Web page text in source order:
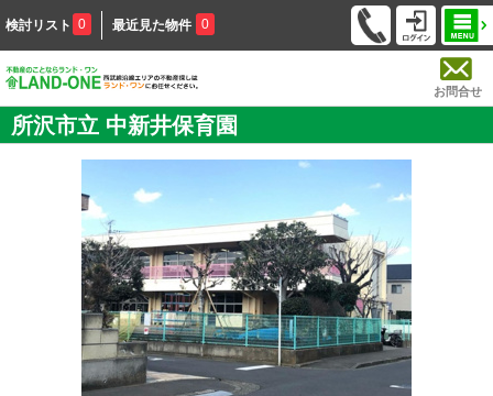
検討リスト 0 最近見た物件 0
お問合せ
所沢市立 中新井保育園